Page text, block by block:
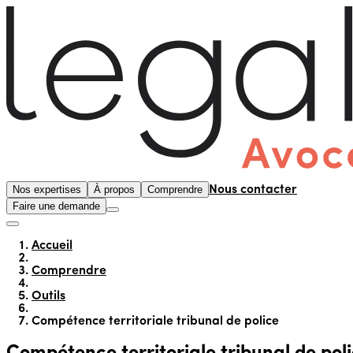
Nos expertises À propos Comprendre Nous contacter
Faire une demande
Accueil
Comprendre
Outils
Compétence territoriale tribunal de police